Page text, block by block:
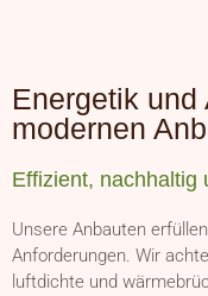
Energetik und
modernen
Effizient, nachhaltig
Unsere Anbauten
Anforderungen. Wir
luftdichte und